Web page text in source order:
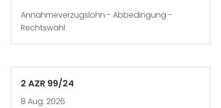
Annahmeverzugslohn - Abbedingung -
Rechtswahl
2 AZR 99/24
8 Aug. 2026